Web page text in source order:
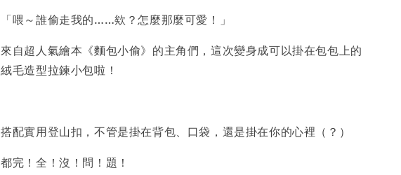
「喂～誰偷走我的……欸？怎麼那麼可愛！」
來自超人氣繪本《麵包小偷》的主角們，這次變身成可以掛在包包上的
絨毛造型拉鍊小包啦！
搭配實用登山扣，不管是掛在背包、口袋，還是掛在你的心裡（？）
都完！全！沒！問！題！